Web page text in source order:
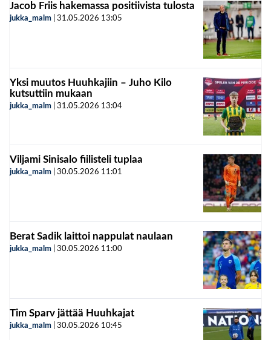
Jacob Friis hakemassa positiivista tulosta
jukka_malm 31.05.2026 13:05
Yksi muutos Huuhkajiin – Juho Kilo
kutsuttiin mukaan
jukka_malm 31.05.2026 13:04
Viljami Sinisalo fiilisteli tuplaa
jukka_malm 30.05.2026 11:01
Berat Sadik laittoi nappulat naulaan
jukka_malm 30.05.2026 11:00
Tim Sparv jättää Huuhkajat
jukka_malm 30.05.2026 10:45